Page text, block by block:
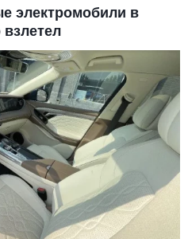
электромобили в
взлетел